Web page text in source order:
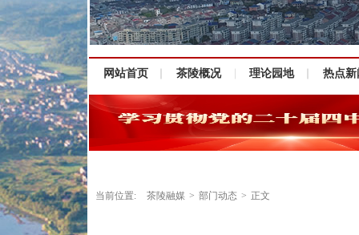
网站首页 茶陵概况 理论园地 热点新
当前位置: 茶陵融媒 > 部门动态 > 正文